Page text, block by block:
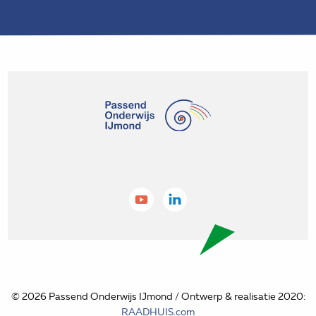
© 2026 Passend Onderwijs IJmond / Ontwerp & realisatie 2020:
RAADHUIS.com